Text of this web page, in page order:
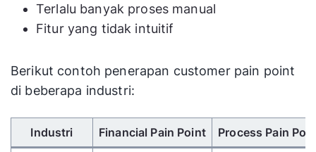
Terlalu banyak proses manual
Fitur yang tidak intuitif
Berikut contoh penerapan customer pain point
di beberapa industri:
Gunakan tombol panah kiri/kanan untuk
Industri Financial Pain Point Process Pain